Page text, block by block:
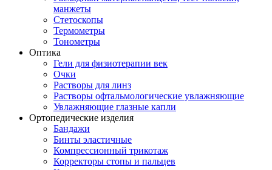
манжеты
Стетоскопы
Термометры
Тонометры
Оптика
Гели для физиотерапии век
Очки
Растворы для линз
Растворы офтальмологические увлажняющие
Увлажняющие глазные капли
Ортопедические изделия
Бандажи
Бинты эластичные
Компрессионный трикотаж
Корректоры стопы и пальцев